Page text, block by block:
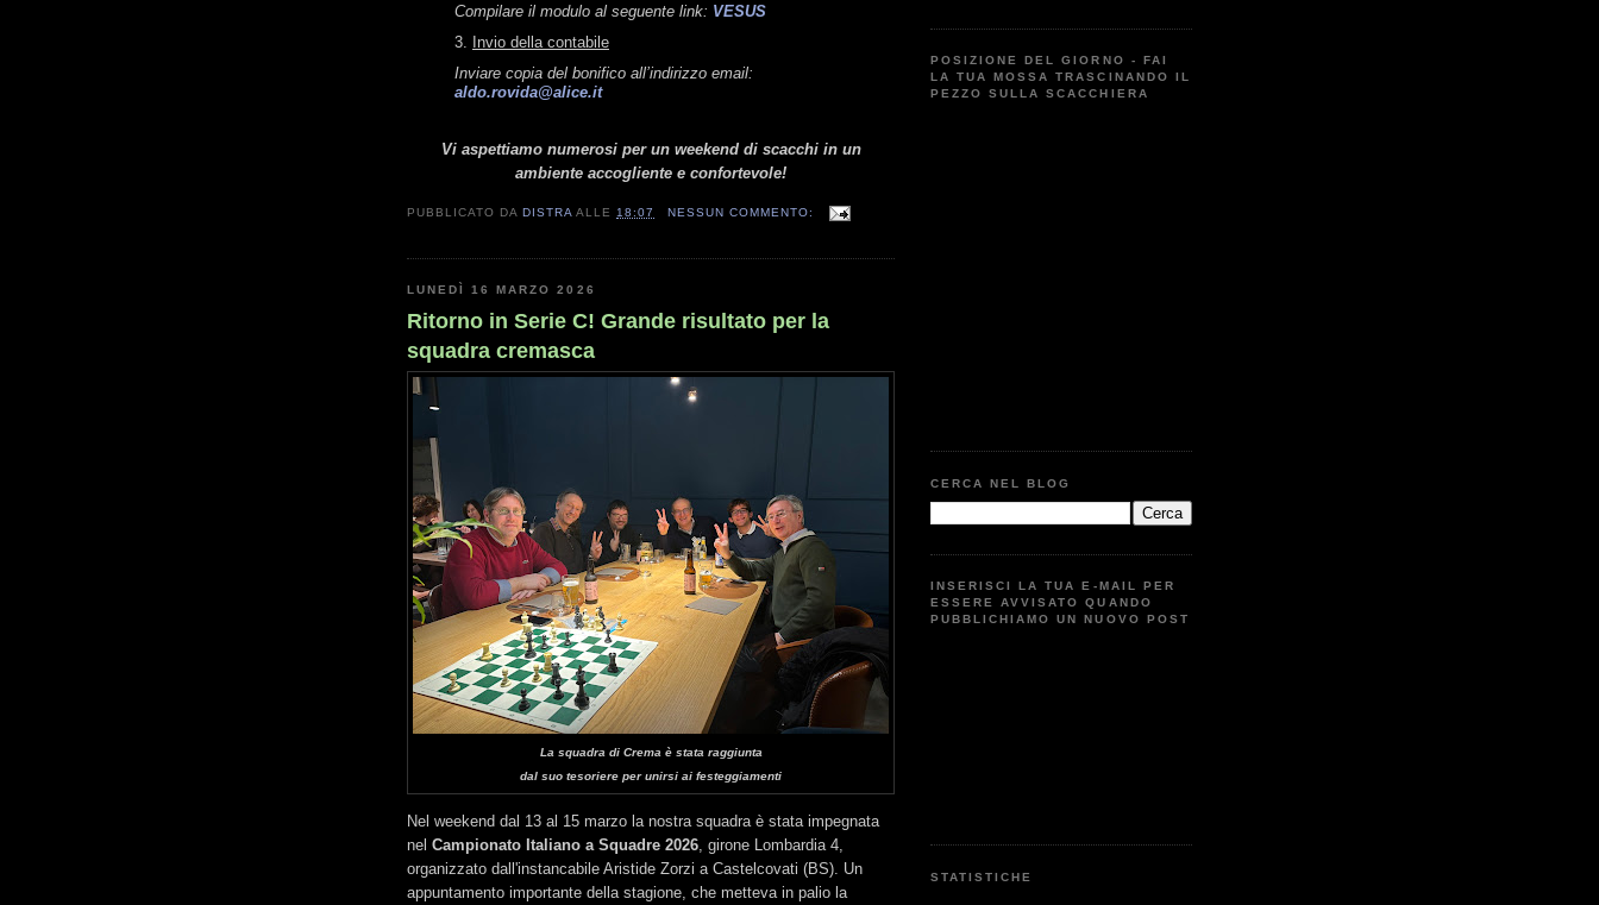
Compilare il modulo al seguente link: VESUS
3.
Invio della contabile
Inviare copia del bonifico all’indirizzo email:
aldo.rovida@alice.it
Vi aspettiamo numerosi per un weekend di scacchi in un
ambiente accogliente e confortevole!
PUBBLICATO DADISTRA ALLE 18:07 NESSUN COMMENTO:
LUNEDÌ 16 MARZO 2026
Ritorno in Serie C! Grande risultato per la
squadra cremasca
La squadra di Crema è stata raggiunta
dal suo tesoriere per unirsi ai festeggiamenti
Nel weekend dal 13 al 15 marzo la nostra squadra è stata impegnata
nel Campionato Italiano a Squadre 2026 , girone Lombardia 4,
organizzato dall'instancabile Aristide Zorzi a Castelcovati (BS). Un
appuntamento importante della stagione, che metteva in palio la
POSIZIONE DEL GIORNO - FAI
LA TUA MOSSA TRASCINANDO IL
PEZZO SULLA SCACCHIERA
CERCA NEL BLOG
INSERISCI LA TUA E-MAIL PER
ESSERE AVVISATO QUANDO
PUBBLICHIAMO UN NUOVO POST
STATISTICHE